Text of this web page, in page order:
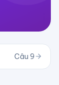
Câu 9